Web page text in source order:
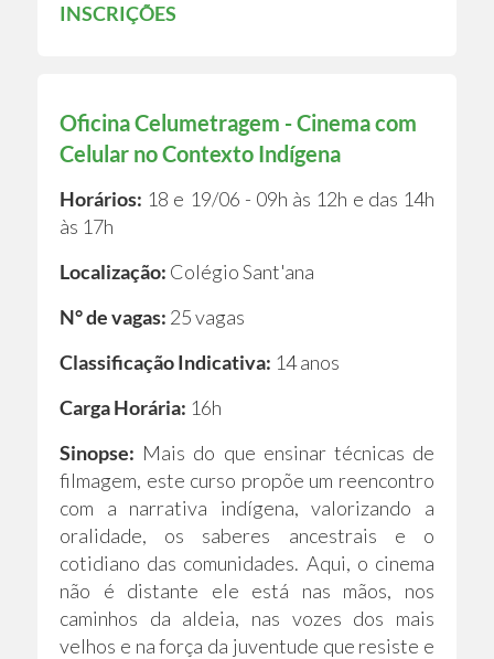
INSCRIÇÕES
Oficina Celumetragem - Cinema com
Celular no Contexto Indígena
Horários: 18 e 19/06 - 09h às 12h e das 14h
às 17h
Localização: Colégio Sant'ana
N° de vagas: 25 vagas
Classificação Indicativa: 14 anos
Carga Horária: 16h
Sinopse: Mais do que ensinar técnicas de
filmagem, este curso propõe um reencontro
com a narrativa indígena, valorizando a
oralidade, os saberes ancestrais e o
cotidiano das comunidades. Aqui, o cinema
não é distante ele está nas mãos, nos
caminhos da aldeia, nas vozes dos mais
velhos e na força da juventude que resiste e